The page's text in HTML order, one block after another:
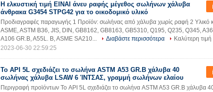
Η ελκυστική τιμή ΕΙΝΑΙ άνευ ραφής μέγεθος σωλήνων χάλυβα
άνθρακα G3454 STPG42 για το οικοδομικό υλικό
Προδιαγραφές παραγωγής 1 Προϊόν: σωλήνας από χάλυβα χωρίς ραφή 2 Υλικό
ASME, ASTM B36, JIS, DIN, GB8162, GB8163, GB5310, Q195, Q235, Q345,
A106 GR.B, A55L. B, ASME SA210...
Διαβάστε περισσότερα
Καλύτερη τιμή
2023-06-30 22:59:25
Το API 5L σχεδιάζει το σωλήνα ASTM A53 GR.B χάλυβα 40
σωλήνας χάλυβα LSAW 6 ΊΝΤΣΑΣ, γραμμή σωλήνων ελαίου
Περιγραφή προϊόντων Το API 5L σχεδιάζει το σωλήνα ASTM A53 GR.B χάλυβα